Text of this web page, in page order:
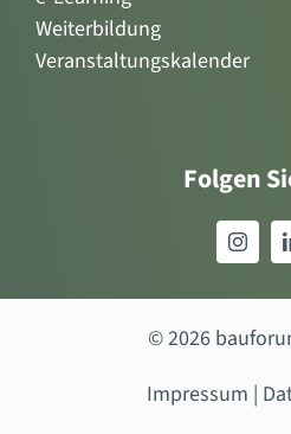
Weiterbildung
Veranstaltungskalender
Folgen
© 2026
Impressum |